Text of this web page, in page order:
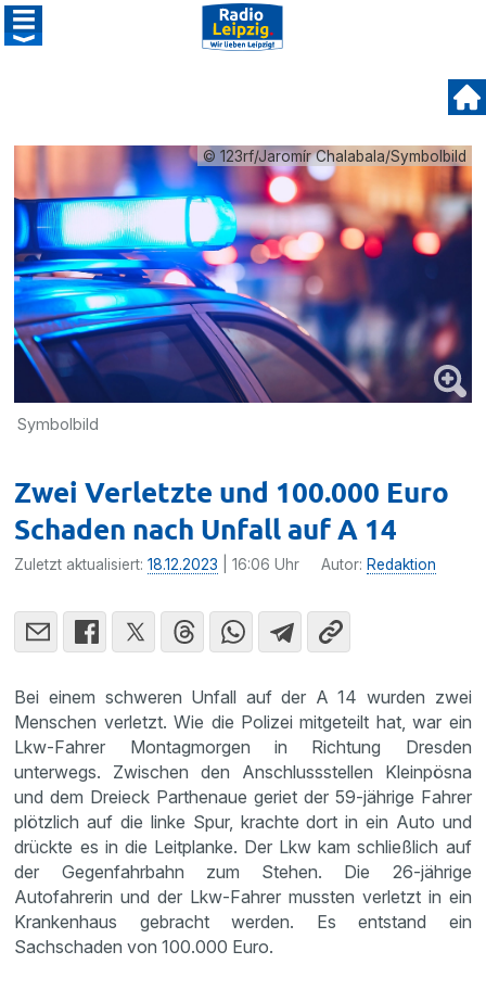
© 123rf/Jaromír Chalabala/Symbolbild
Symbolbild
Zwei Verletzte und 100.000 Euro
Schaden nach Unfall auf A 14
Zuletzt aktualisiert:18.12.2023 | 16:06 Uhr Autor: Redaktion
Bei einem schweren Unfall auf der A 14 wurden zwei
Menschen verletzt. Wie die Polizei mitgeteilt hat, war ein
Lkw-Fahrer Montagmorgen in Richtung Dresden
unterwegs. Zwischen den Anschlussstellen Kleinpösna
und dem Dreieck Parthenaue geriet der 59-jährige Fahrer
plötzlich auf die linke Spur, krachte dort in ein Auto und
drückte es in die Leitplanke. Der Lkw kam schließlich auf
der Gegenfahrbahn zum Stehen. Die 26-jährige
Autofahrerin und der Lkw-Fahrer mussten verletzt in ein
Krankenhaus gebracht werden. Es entstand ein
Sachschaden von 100.000 Euro.